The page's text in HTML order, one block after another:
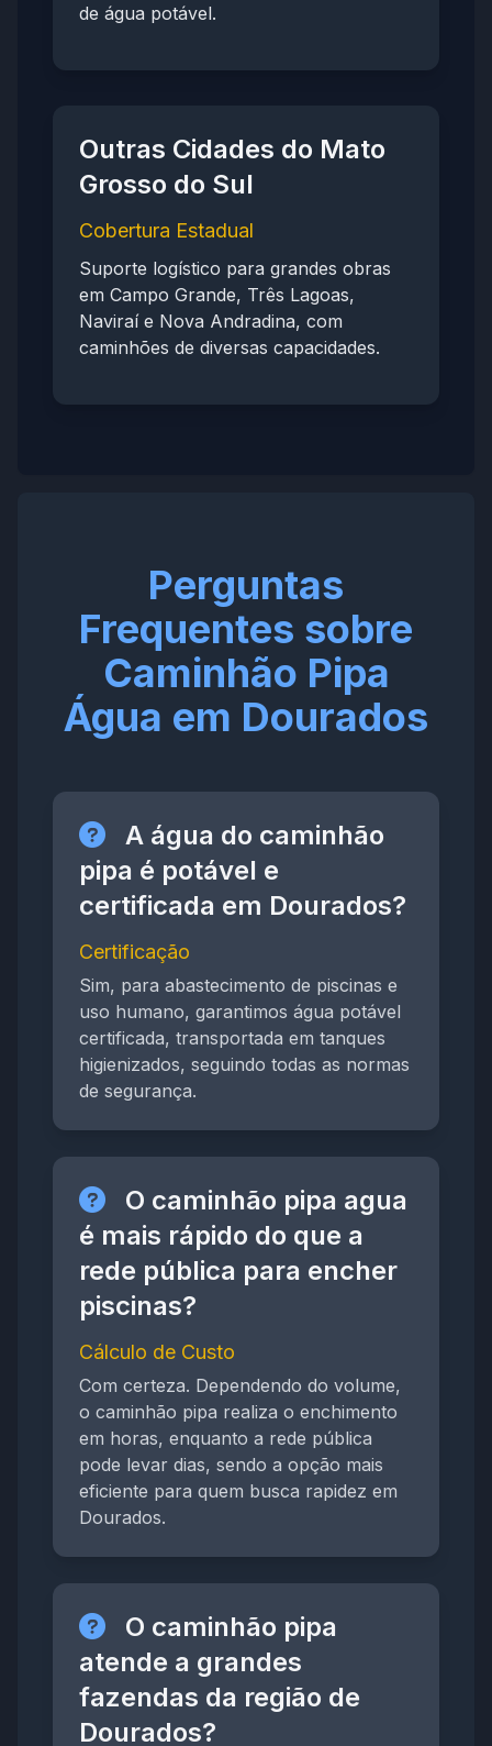
de água potável.
Outras Cidades do Mato
Grosso do Sul
Cobertura Estadual
Suporte logístico para grandes obras
em Campo Grande, Três Lagoas,
Naviraí e Nova Andradina, com
caminhões de diversas capacidades.
Perguntas
Frequentes sobre
Caminhão Pipa
Água em Dourados
A água do caminhão
pipa é potável e
certificada em Dourados?
Certificação
Sim, para abastecimento de piscinas e
uso humano, garantimos água potável
certificada, transportada em tanques
higienizados, seguindo todas as normas
de segurança.
O caminhão pipa agua
é mais rápido do que a
rede pública para encher
piscinas?
Cálculo de Custo
Com certeza. Dependendo do volume,
o caminhão pipa realiza o enchimento
em horas, enquanto a rede pública
pode levar dias, sendo a opção mais
eficiente para quem busca rapidez em
Dourados.
O caminhão pipa
atende a grandes
fazendas da região de
Dourados?